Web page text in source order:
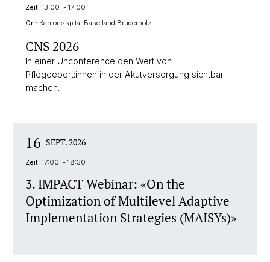
Zeit: 13:00 - 17:00
Ort: Kantonsspital Baselland Bruderholz
CNS 2026
In einer Unconference den Wert von
Pflegeepert:innen in der Akutversorgung sichtbar
machen.
16 SEPT. 2026
Zeit: 17:00 - 18:30
3. IMPACT Webinar: «On the
Optimization of Multilevel Adaptive
Implementation Strategies (MAISYs)»